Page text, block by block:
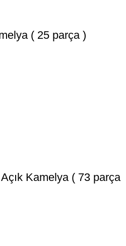
( 25 parça )
Kamelya ( 73 parça